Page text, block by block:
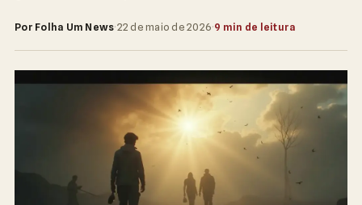
Por Folha Um News·22 de maio de 2026·9 min de leitura